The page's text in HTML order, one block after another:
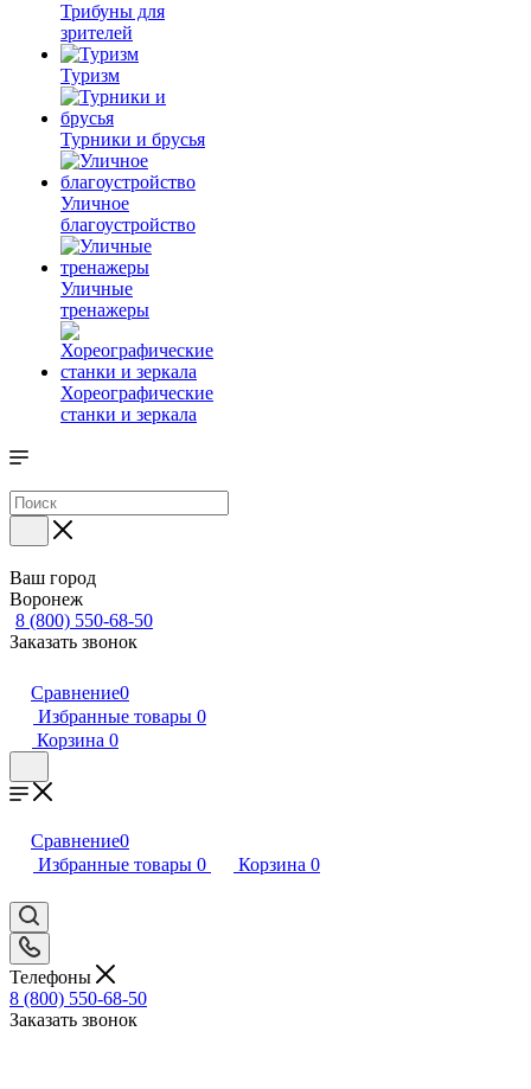
Трибуны для
зрителей
Туризм
Турники и брусья
Уличное
благоустройство
Уличные
тренажеры
Хореографические
станки и зеркала
Ваш город
Воронеж
8 (800) 550-68-50
Заказать звонок
Сравнение0
Избранные товары 0
Корзина 0
Сравнение0
Избранные товары 0 Корзина 0
Телефоны
8 (800) 550-68-50
Заказать звонок